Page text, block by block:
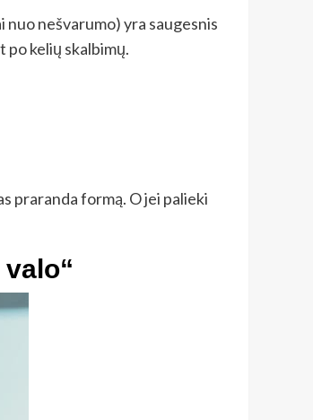
nuo nešvarumo) yra saugesnis
po kelių skalbimų.
praranda formą. O jei palieki